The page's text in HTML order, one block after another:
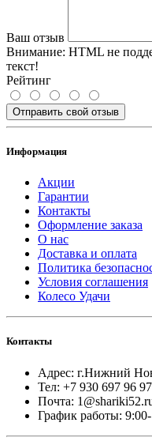
Ваш отзыв
Внимание: HTML не
текст!
Рейтинг
Отправить свой отзыв
Информация
Акции
Гарантии
Контакты
Оформление заказа
О нас
Доставка и оплата
Политика
Условия соглашения
Колесо Удачи
Контакты
Адрес: г.Нижний
Тел: +7 930 697 96 97
Почта:
График работы: 9:00-